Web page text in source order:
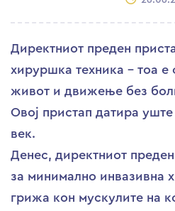
Директниот преден
хируршка техника – тоа е
живот и движење без
Овој пристап датира
век.
Денес, директниот
за минимално инвазивна
грижа кон мускулите на